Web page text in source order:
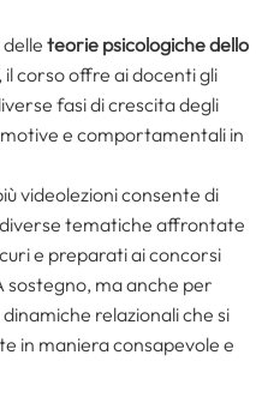
teorie psicologiche dello
, il corso offre ai docenti gli
fasi di crescita degli
e comportamentali in
videolezioni consente di
tematiche affrontate
e preparati ai concorsi
sostegno, ma anche per
relazionali che si
in maniera consapevole e